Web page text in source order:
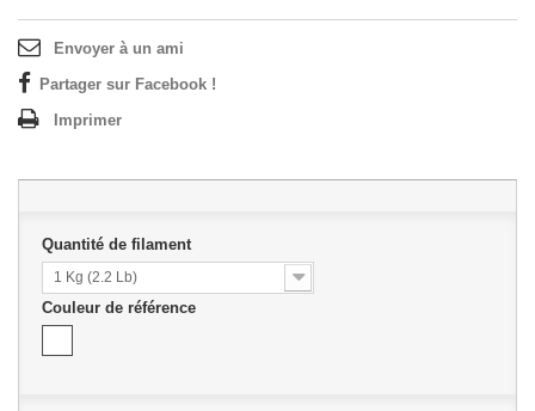
Envoyer à un ami
Partager sur Facebook !
Imprimer
Quantité de filament
1 Kg (2.2 Lb)
Couleur de référence